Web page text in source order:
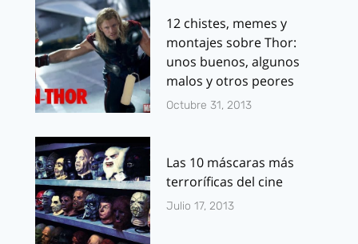
12 chistes, memes y
montajes sobre Thor:
unos buenos, algunos
malos y otros peores
Octubre 31, 2013
Las 10 máscaras más
terroríficas del cine
Julio 17, 2013